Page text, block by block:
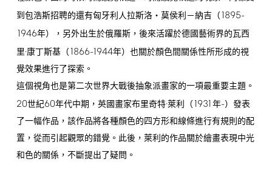
到包浩斯招聘的還有匈牙利人拉斯洛‧莫侯利－納吉（1895-
1946年），另外出生於俄羅斯，後來活躍於德國藝術界的瓦西
里·康丁斯基（1866-1944年）也關於顏色間關係性所形成的視
覺效果進行了探索。
這個視角也是第二次世界大戰後抽象派畫家的一項最重要主題。
20世紀60年代中期，英國畫家布里奇特·萊利（1931年-）發表
了一幅作品，該作品將各種顏色的四方形和線條進行有規則的配
置，從而引起觀眾的錯覺。此後，萊利的作品關於繪畫表現中光
和色的關係，不斷提出了疑問。